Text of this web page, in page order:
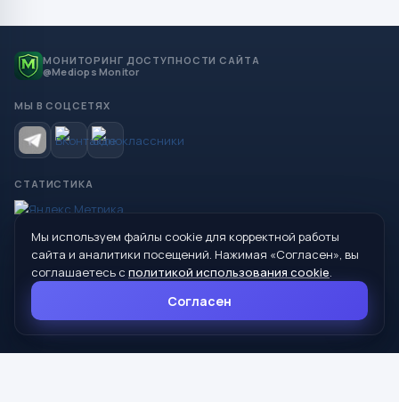
МОНИТОРИНГ ДОСТУПНОСТИ САЙТА
@Mediops Monitor
МЫ В СОЦСЕТЯХ
СТАТИСТИКА
© 2026 Управление образования Администрации МО
Сухой Лог
624800, Свердловская область, г. Сухой Лог, ул. Кирова, дом 7
8 (34373) 4-33-85
Мы используем файлы cookie для корректной работы
сайта и аналитики посещений. Нажимая «Согласен», вы
соглашаетесь с политикой использования cookie.
Согласен